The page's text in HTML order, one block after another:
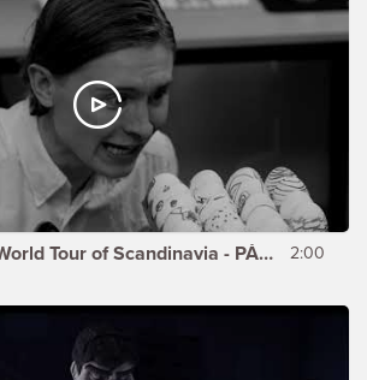
Johan Glans - World Tour of Scandinavia - PÅSKEN 2:00